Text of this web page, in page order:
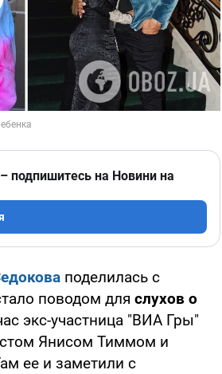
Video
подпишитесь на Новини на
поделилась с
поводом для слухов о
экс-участница "ВИА Гры"
Янисом Тиммом и
ее и заметили с